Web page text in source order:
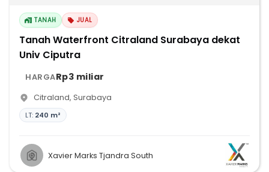
TANAH JUAL
Tanah Waterfront Citraland Surabaya dekat
Univ Ciputra
HARGARp3 miliar
Citraland, Surabaya
LT: 240 m²
Xavier Marks Tjandra South